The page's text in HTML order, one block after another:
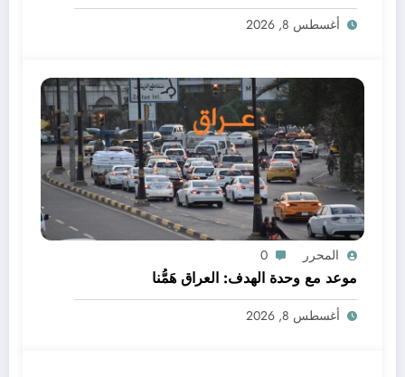
أغسطس 8, 2026
المحرر 0
موعد مع وحدة الهدف: العراق هَمُّنا
أغسطس 8, 2026